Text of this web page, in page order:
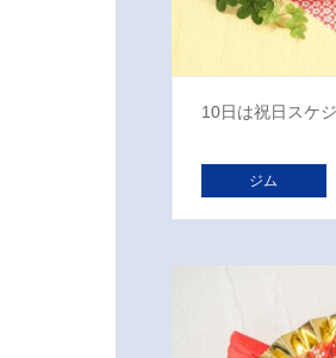
10日は祝日スケ
ジム